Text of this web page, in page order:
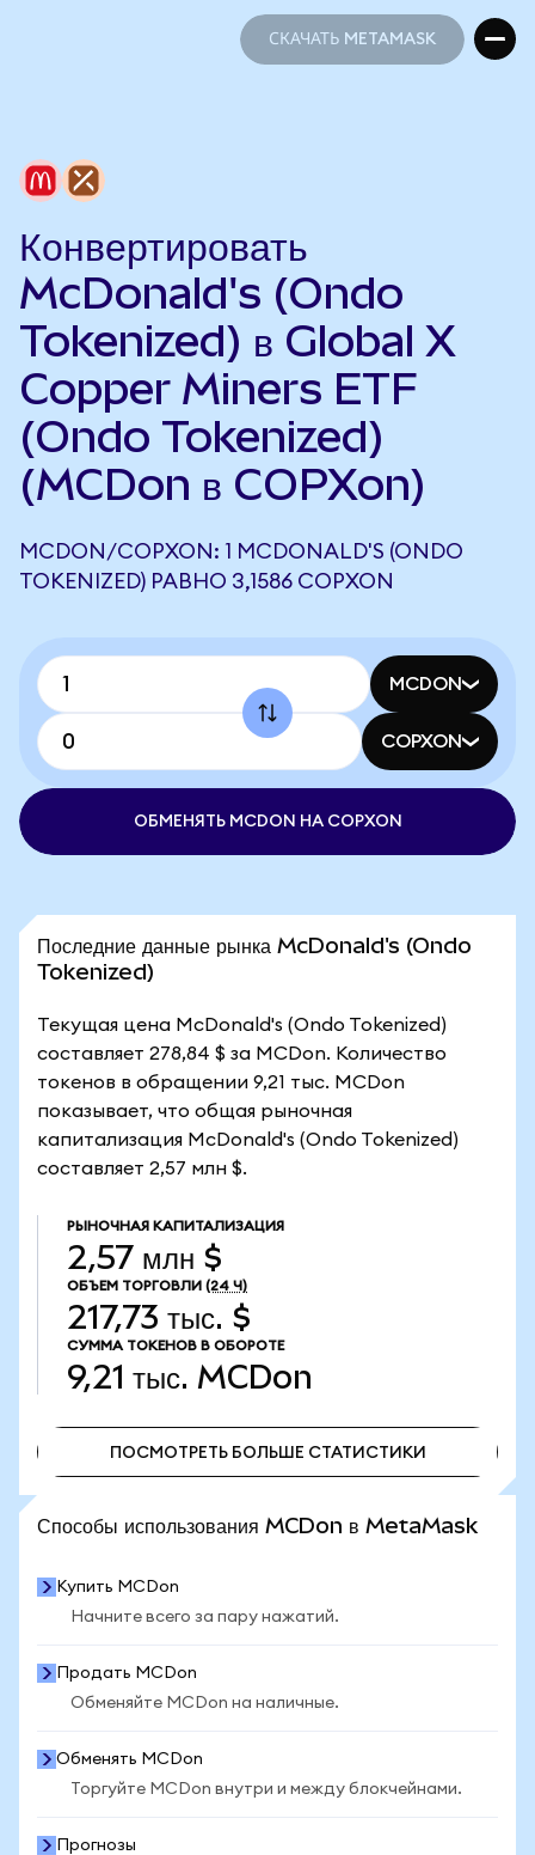
СКАЧАТЬ METAMASK
Конвертировать
McDonald's (Ondo
Tokenized) в Global X
Copper Miners ETF
(Ondo Tokenized)
(MCDon в COPXon)
MCDON/COPXON: 1 MCDONALD'S (ONDO
TOKENIZED) РАВНО 3,1586 COPXON
MCDON
COPXON
ОБМЕНЯТЬ MCDON НА COPXON
Последние данные рынка McDonald's (Ondo
Tokenized)
Текущая цена McDonald's (Ondo Tokenized)
составляет 278,84 $ за MCDon. Количество
токенов в обращении 9,21 тыс. MCDon
показывает, что общая рыночная
капитализация McDonald's (Ondo Tokenized)
составляет 2,57 млн $.
РЫНОЧНАЯ КАПИТАЛИЗАЦИЯ
2,57 млн $
ОБЪЕМ ТОРГОВЛИ (24 Ч)
217,73 тыс. $
СУММА ТОКЕНОВ В ОБОРОТЕ
9,21 тыс. MCDon
ПОСМОТРЕТЬ БОЛЬШЕ СТАТИСТИКИ
Способы использования MCDon в MetaMask
Купить MCDon
Начните всего за пару нажатий.
Продать MCDon
Обменяйте MCDon на наличные.
Обменять MCDon
Торгуйте MCDon внутри и между блокчейнами.
Прогнозы